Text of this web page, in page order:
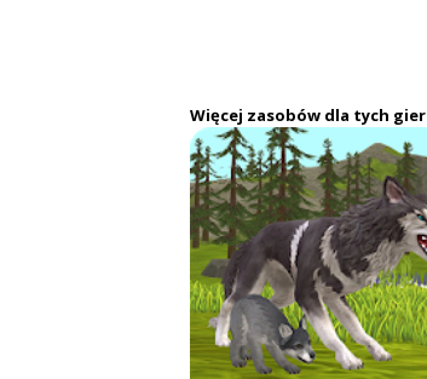
Więcej zasobów dla tych gier